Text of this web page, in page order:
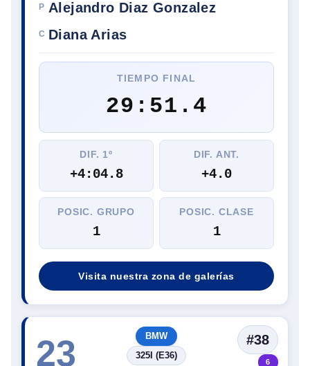
P Alejandro Diaz Gonzalez
C Diana Arias
TIEMPO FINAL
29:51.4
DIF. 1º
+4:04.8
DIF. ANT.
+4.0
POSIC. GRUPO
1
POSIC. CLASE
1
Visita nuestra zona de galerías
23 #38
6
BMW
325I (E36)